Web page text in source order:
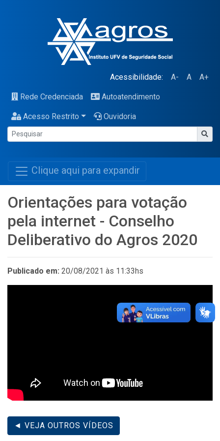
Acessibilidade: A- A A+
Rede Credenciada Autoatendimento
Acesso Restrito Ouvidoria
Clique aqui para expandir
Orientações para votação
pela internet - Conselho
Deliberativo do Agros 2020
Publicado em: 20/08/2021 às 11:33hs
◄ VEJA OUTROS VÍDEOS